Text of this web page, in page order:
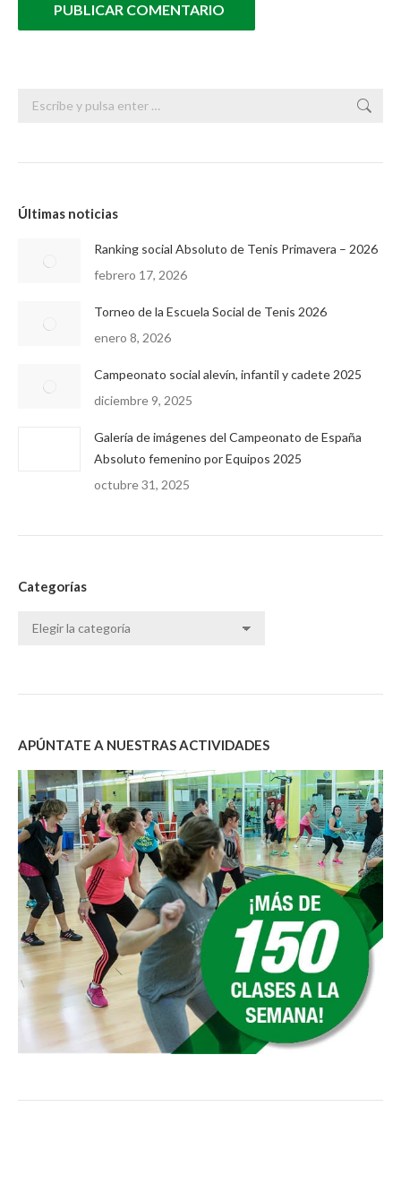
PUBLICAR COMENTARIO
Buscar:
Últimas noticias
Ranking social Absoluto de Tenis Primavera – 2026
febrero 17, 2026
Torneo de la Escuela Social de Tenis 2026
enero 8, 2026
Campeonato social alevín, infantil y cadete 2025
diciembre 9, 2025
Galería de imágenes del Campeonato de España
Absoluto femenino por Equipos 2025
octubre 31, 2025
Categorías
Categorías
APÚNTATE A NUESTRAS ACTIVIDADES